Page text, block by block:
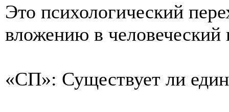
Это психологический
вложению в человеческий
«СП»: Существует ли